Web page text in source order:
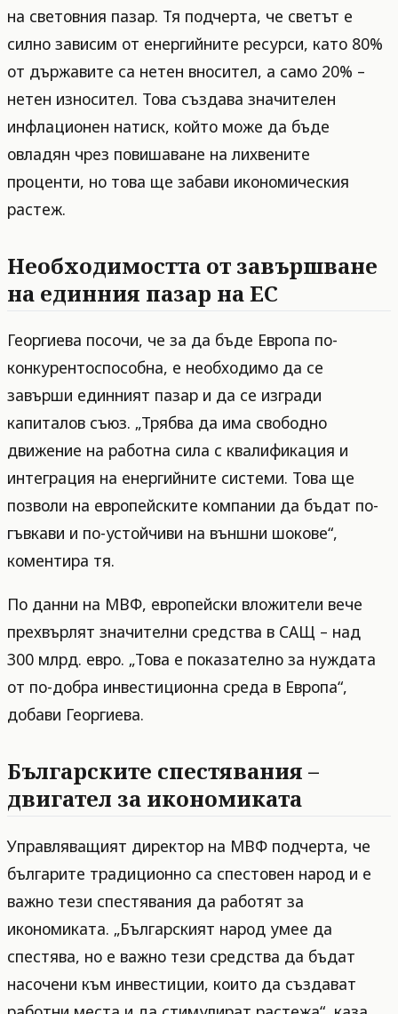
на световния пазар. Тя подчерта, че светът е
силно зависим от енергийните ресурси, като 80%
от държавите са нетен вносител, а само 20% –
нетен износител. Това създава значителен
инфлационен натиск, който може да бъде
овладян чрез повишаване на лихвените
проценти, но това ще забави икономическия
растеж.
Необходимостта от завършване
на единния пазар на ЕС
Георгиева посочи, че за да бъде Европа по-
конкурентоспособна, е необходимо да се
завърши единният пазар и да се изгради
капиталов съюз. „Трябва да има свободно
движение на работна сила с квалификация и
интеграция на енергийните системи. Това ще
позволи на европейските компании да бъдат по-
гъвкави и по-устойчиви на външни шокове“,
коментира тя.
По данни на МВФ, европейски вложители вече
прехвърлят значителни средства в САЩ – над
300 млрд. евро. „Това е показателно за нуждата
от по-добра инвестиционна среда в Европа“,
добави Георгиева.
Българските спестявания –
двигател за икономиката
Управляващият директор на МВФ подчерта, че
българите традиционно са спестовен народ и е
важно тези спестявания да работят за
икономиката. „Българският народ умее да
спестява, но е важно тези средства да бъдат
насочени към инвестиции, които да създават